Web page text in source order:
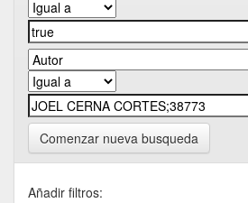
Comenzar nueva busqueda
Añadir filtros: